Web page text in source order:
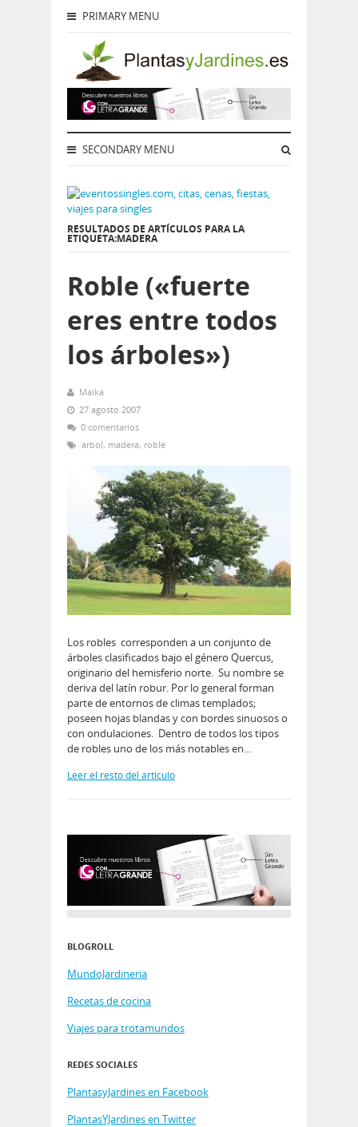
PRIMARY MENU
SECONDARY MENU
RESULTADOS DE ARTÍCULOS PARA LA
ETIQUETA:MADERA
Roble («fuerte
eres entre todos
los árboles»)
Maika
27 agosto 2007
0 comentarios
arbol, madera, roble
Los robles corresponden a un conjunto de
árboles clasificados bajo el género Quercus,
originario del hemisferio norte. Su nombre se
deriva del latí­n robur. Por lo general forman
parte de entornos de climas templados;
poseen hojas blandas y con bordes sinuosos o
con ondulaciones. Dentro de todos los tipos
de robles uno de los más notables en…
Leer el resto del artículo
BLOGROLL
MundoJardineria
Recetas de cocina
Viajes para trotamundos
REDES SOCIALES
PlantasyJardines en Facebook
PlantasYJardines en Twitter